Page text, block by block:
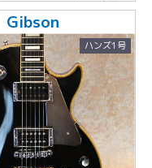
Gibson
ハンズ1号